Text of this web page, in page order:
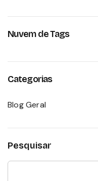
Nuvem de Tags
Categorias
Blog Geral
Pesquisar